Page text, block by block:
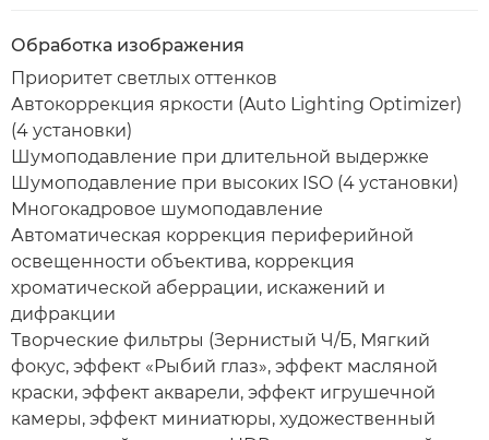
Обработка изображения
Приоритет светлых оттенков
Автокоррекция яркости (Auto Lighting Optimizer)
(4 установки)
Шумоподавление при длительной выдержке
Шумоподавление при высоких ISO (4 установки)
Многокадровое шумоподавление
Автоматическая коррекция периферийной
освещенности объектива, коррекция
хроматической аберрации, искажений и
дифракции
Творческие фильтры (Зернистый Ч/Б, Мягкий
фокус, эффект «Рыбий глаз», эффект масляной
краски, эффект акварели, эффект игрушечной
камеры, эффект миниатюры, художественный